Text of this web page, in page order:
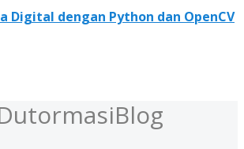
Digital dengan Python dan OpenCV